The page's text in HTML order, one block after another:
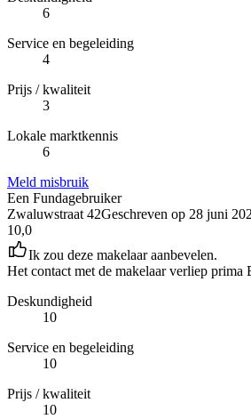
6
Service en begeleiding
4
Prijs / kwaliteit
3
Lokale marktkennis
6
Meld misbruik
Een Fundagebruiker
Zwaluwstraat 42Geschreven op 28 juni
10,0
Ik zou deze makelaar aanbevelen.
Het contact met de makelaar verliep prima
Deskundigheid
10
Service en begeleiding
10
Prijs / kwaliteit
10